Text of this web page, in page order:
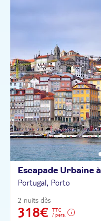
Escapade Urbaine à
Portugal, Porto
2 nuits dès
318€
TTC
/ pers.